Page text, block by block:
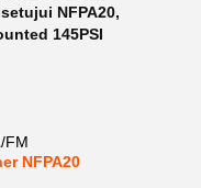
NFPA20,
145PSI
FM
NFPA20